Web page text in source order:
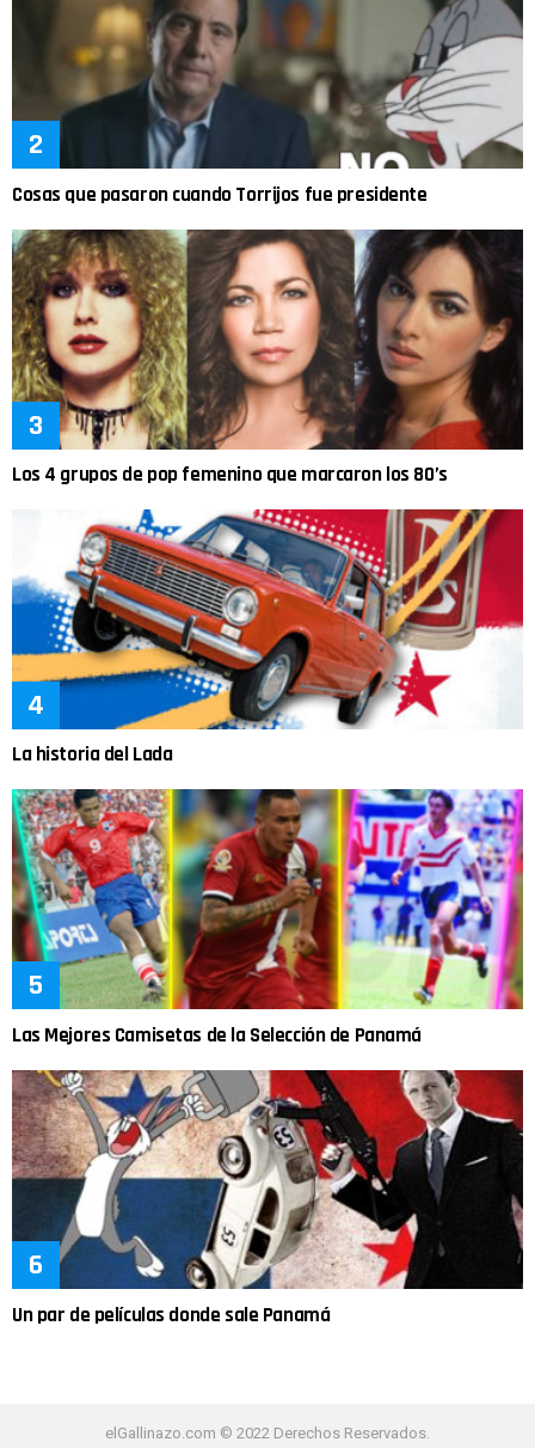
Cosas que pasaron cuando Torrijos fue presidente
Los 4 grupos de pop femenino que marcaron los 80’s
La historia del Lada
Las Mejores Camisetas de la Selección de Panamá
Un par de películas donde sale Panamá
elGallinazo.com © 2022 Derechos Reservados.